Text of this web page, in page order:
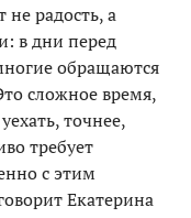
не радость, а
в дни перед
обращаются
сложное время,
точнее,
требует
с этим
Екатерина